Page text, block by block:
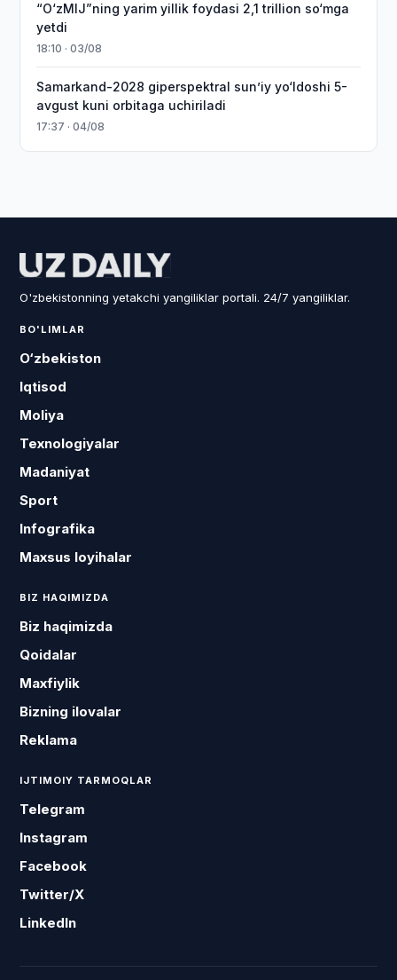
“O‘zMIJ”ning yarim yillik foydasi 2,1 trillion so‘mga
yetdi
18:10 · 03/08
Samarkand-2028 giperspektral sun’iy yo‘ldoshi 5-
avgust kuni orbitaga uchiriladi
17:37 · 04/08
O'zbekistonning yetakchi yangiliklar portali. 24/7 yangiliklar.
BO'LIMLAR
O‘zbekiston
Iqtisod
Moliya
Texnologiyalar
Madaniyat
Sport
Infografika
Maxsus loyihalar
BIZ HAQIMIZDA
Biz haqimizda
Qoidalar
Maxfiylik
Bizning ilovalar
Reklama
IJTIMOIY TARMOQLAR
Telegram
Instagram
Facebook
Twitter/X
LinkedIn